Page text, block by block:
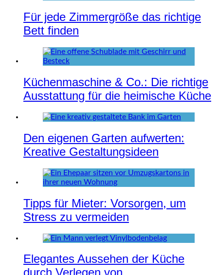
Für jede Zimmergröße das richtige
Bett finden
Küchenmaschine & Co.: Die richtige
Ausstattung für die heimische Küche
Den eigenen Garten aufwerten:
Kreative Gestaltungsideen
Tipps für Mieter: Vorsorgen, um
Stress zu vermeiden
Elegantes Aussehen der Küche